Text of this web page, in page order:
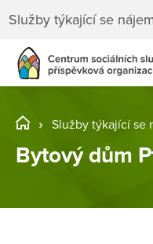
Služby týkající se
Bytový dům